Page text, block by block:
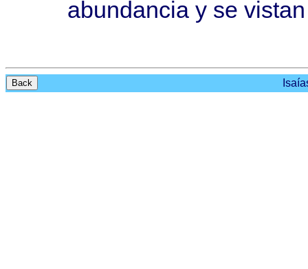
abundanciay se vistan
Back